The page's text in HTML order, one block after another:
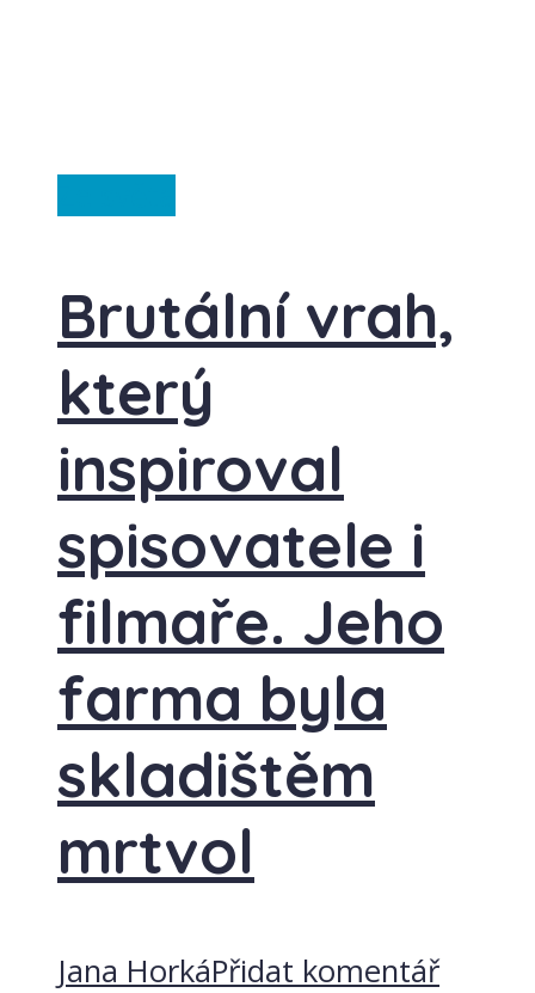
Brutální vrah,
který
inspiroval
spisovatele i
filmaře. Jeho
farma byla
skladištěm
mrtvol
Jana HorkáPřidat komentář